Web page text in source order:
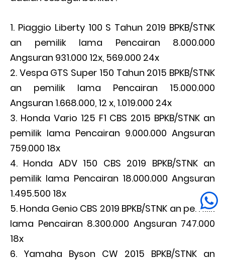
Piaggio Liberty 100 S Tahun 2019 BPKB/STNK
an pemilik lama Pencairan 8.000.000
Angsuran 931.000 12x, 569.000 24x
Vespa GTS Super 150 Tahun 2015 BPKB/STNK
an pemilik lama Pencairan 15.000.000
Angsuran 1.668.000, 12 x, 1.019.000 24x
Honda Vario 125 F1 CBS 2015 BPKB/STNK an
pemilik lama Pencairan 9.000.000 Angsuran
759.000 18x
Honda ADV 150 CBS 2019 BPKB/STNK an
pemilik lama Pencairan 18.000.000 Angsuran
1.495.500 18x
Honda Genio CBS 2019 BPKB/STNK an pemilik
lama Pencairan 8.300.000 Angsuran 747.000
18x
Yamaha Byson CW 2015 BPKB/STNK an